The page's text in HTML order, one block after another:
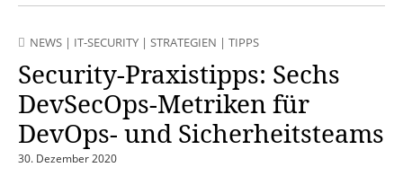
NEWS | IT-SECURITY | STRATEGIEN | TIPPS
Security-Praxistipps: Sechs
DevSecOps-Metriken für
DevOps- und Sicherheitsteams
30. Dezember 2020